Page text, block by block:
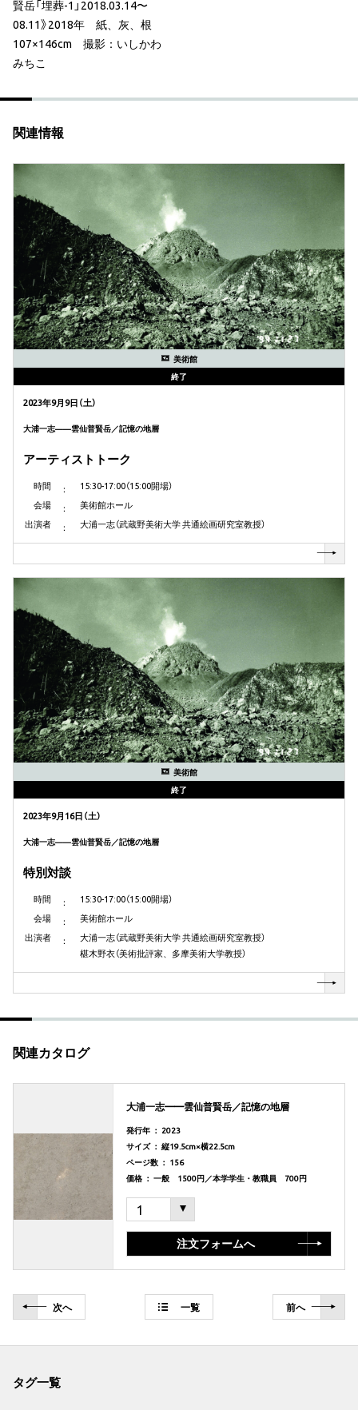
賢岳「埋葬-1」2018.03.14〜
08.11》2018年 紙、灰、根
107×146cm 撮影：いしかわ
みちこ
関連情報
美術館
終了
2023年9月9日（土）
大浦一志——雲仙普賢岳／記憶の地層
アーティストトーク
時間
15:30-17:00（15:00開場）
会場
美術館ホール
出演者
大浦一志（武蔵野美術大学 共通絵画研究室教授）
美術館
終了
2023年9月16日（土）
大浦一志——雲仙普賢岳／記憶の地層
特別対談
時間
15:30-17:00（15:00開場）
会場
美術館ホール
出演者
大浦一志（武蔵野美術大学 共通絵画研究室教授）
椹木野衣（美術批評家、多摩美術大学教授）
関連カタログ
大浦一志——雲仙普賢岳／記憶の地層
発行年 ： 2023
サイズ ： 縦19.5cm×横22.5cm
ページ数 ： 156
価格 ： 一般 1500円／本学学生・教職員 700円
注文フォームへ
次へ 一覧 前へ
タグ一覧